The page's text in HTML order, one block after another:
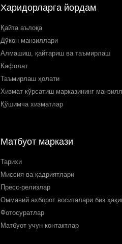
Харидорларга йордам
Қайта аълоқа
Дўкон манзиллари
Алмашиш, қайтариш ва таъмирлаш
Кафолат
Таъмирлаш ҳолати
Хизмат кўрсатиш марказининг
Қўшимча хизматлар
Матбуот маркази
Тарихи
Миссия ва қадриятлари
Пресс-релизлар
Оммавий ахборот воситалари биз
Фотосуратлар
Матбуот учун контактлар